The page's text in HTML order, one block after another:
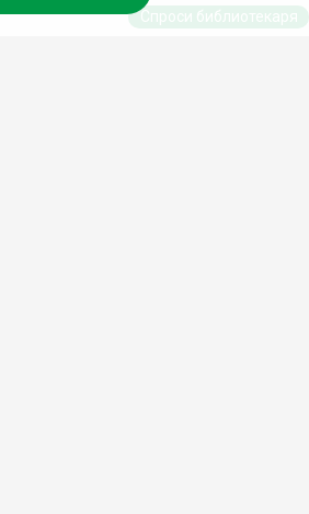
Спроси библиотекаря